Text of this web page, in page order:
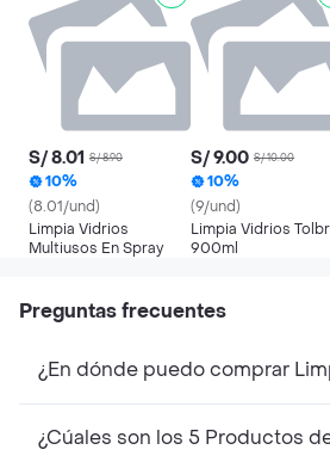
S/ 8.01 S/ 8.90
10%
(8.01/und)
Limpia Vidrios
Multiusos En Spray
S/ 9.00 S/ 10.00
10%
(9/und)
Limpia Vidrios
900ml
Preguntas frecuentes
¿En dónde puedo comprar
¿Cúales son los 5 Productos